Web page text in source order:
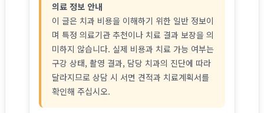
의료 정보 안내
이 글은 치과 비용을 이해하기 위한 일반 정보이
며 특정 의료기관 추천이나 치료 결과 보장을 의
미하지 않습니다. 실제 비용과 치료 가능 여부는
구강 상태, 촬영 결과, 담당 치과의 진단에 따라
달라지므로 상담 시 서면 견적과 치료계획서를
확인해 주십시오.